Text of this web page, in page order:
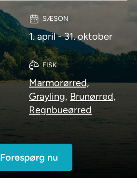
SÆSON
1. april - 31. oktober
FISK
Marmorørred,
Grayling, Brunørred,
Regnbueørred
Forespørg nu